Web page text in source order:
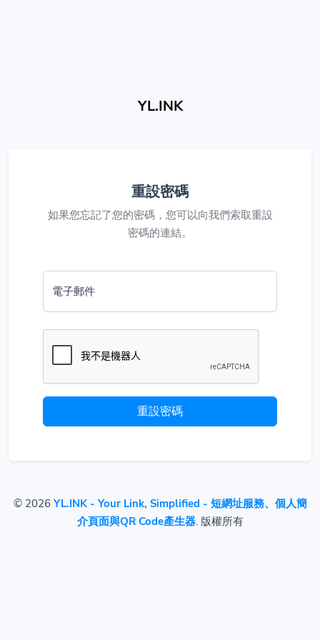
YL.INK
重設密碼
如果您忘記了您的密碼，您可以向我們索取重設
密碼的連結。
電子郵件
重設密碼
© 2026YL.INK - Your Link, Simplified - 短網址服務、個人簡
介頁面與QR Code產生器. 版權所有